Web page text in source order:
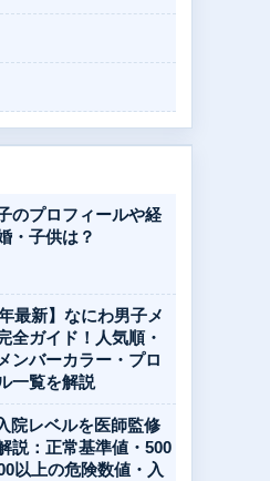
のプロフィールや経
・子供は？
年最新】なにわ男子メ
全ガイド！人気順・
ンバーカラー・プロ
一覧を解説
院レベルを医師監修
説：正常基準値・500
以上の危険数値・入